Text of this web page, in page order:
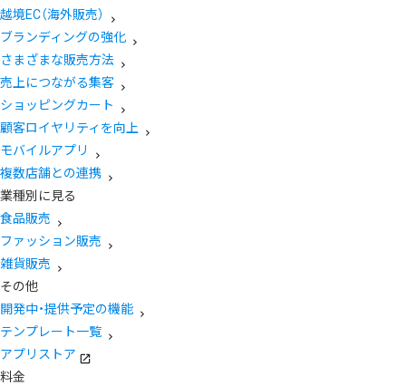
越境EC（海外販売）
ブランディングの強化
さまざまな販売方法
売上につながる集客
ショッピングカート
顧客ロイヤリティを向上
モバイルアプリ
複数店舗との連携
業種別に見る
食品販売
ファッション販売
雑貨販売
その他
開発中・提供予定の機能
テンプレート一覧
アプリストア
料金